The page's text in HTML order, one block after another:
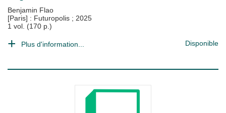
Benjamin Flao
[Paris] : Futuropolis ; 2025
1 vol. (170 p.)
Plus d'information... Disponible